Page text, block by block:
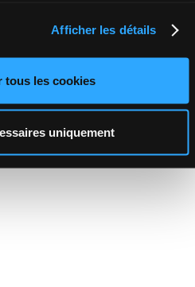
Afficher les détails
tous les cookies
uniquement